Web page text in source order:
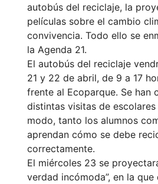
autobús del reciclaje, la
películas sobre el cambio
convivencia. Todo ello se
la Agenda 21.
El autobús del reciclaje
21 y 22 de abril, de 9 a 17
frente al Ecoparque. Se han
distintas visitas de
modo, tanto los alumnos
aprendan cómo se debe
correctamente.
El miércoles 23 se
verdad incómoda”, en la